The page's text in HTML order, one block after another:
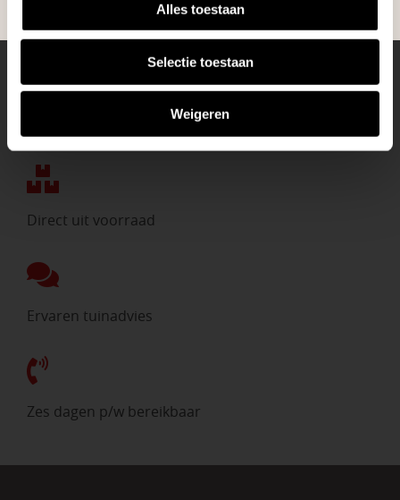
Alles toestaan
Selectie toestaan
Weigeren
Direct uit voorraad
Ervaren tuinadvies
Zes dagen p/w bereikbaar